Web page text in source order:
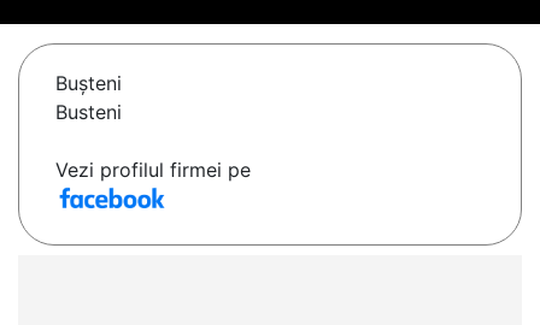
Buşteni
Busteni
Vezi profilul firmei pe